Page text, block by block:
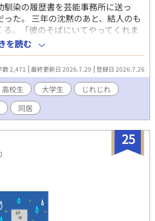
染の履歴書を芸能事務所に送っ
た。 三年の沈黙のあと、結人のも
。「彼のそばにいてやってくれま
た幼馴染の、住み込みの世話係と
能人になれば？」 高二の夏、日向
つけて、芸能事務所に履歴書を送っ
二通のうち、受かったのは碧だけ
二人が遊んだ川の名前から。 卒業
東京にいた。電車で三十分の距
なかった。 そんな大学三年の初
番号から電話がかかってくる。碧
った。「彼が、少し疲れてしまっ
みで、そばにいてやってほしい」
に再会した幼馴染は、玄関で結人を
……ホンモノの結人だ」 その想いの
遠になり、終わってしまうはずだ
の、変わらないもの。これは俺と
の、喪失と再生のお話。 ■人物紹介
21歳 大学三年生。人の良さを見つ
を読む
数 2,471 最終更新日 2026.7.29 登録日 2026.7.26
高校生 大学生
じれじれ
同居
25